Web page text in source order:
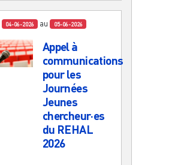
04-06-2026 au 05-06-2026
Appel à
communications
pour les
Journées
Jeunes
chercheur·es
du REHAL
2026